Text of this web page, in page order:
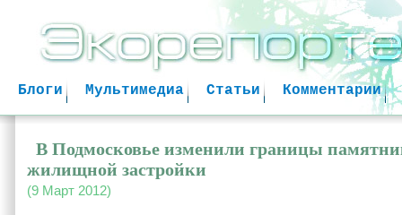
Комментарии
Статьи
Мультимедиа
Блоги
В Подмосковье изменили границы
жилищной застройки
(9 Март 2012)